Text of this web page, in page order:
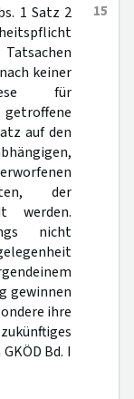
15
1 Satz 2
keiner
für
getroffene
auf den
der
werden.
nicht
gewinnen
ihre
Bd. I